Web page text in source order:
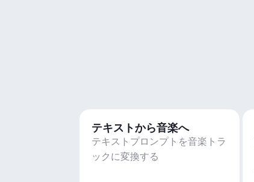
テキストから音楽へ
テキストプロンプトを音楽トラ
ックに変換する